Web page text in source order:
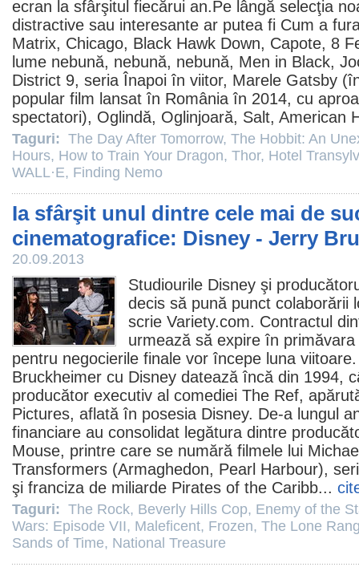
ecran la sfârşitul fiecărui an.Pe lângă selecţia
distractive sau interesante ar putea fi Cum a
Matrix, Chicago, Black Hawk Down, Capote, 8
lume nebună, nebună, nebună, Men in Black,
District 9, seria Înapoi în viitor, Marele Gatsby
popular film lansat în România în 2014, cu
spectatori), Oglindă, Oglinjoară, Salt, American
Taguri: The Day After Tomorrow, The Hobbit: An
Hours, How to Train Your Dragon, Thor, Hotel
WALL·E, Finding Nemo
Ia sfârşit unul dintre cele mai de
cinematografice: Disney - Jerry
20.09.2013
Studiourile Disney şi
decis să pună punct colaborării
scrie Variety.com. Contractul
urmează să expire în
pentru negocierile finale vor începe luna
Bruckheimer cu Disney datează încă din 1994,
producător executiv al comediei The Ref,
Pictures, aflată în posesia Disney. De-a lungul
financiare au consolidat legătura dintre
Mouse, printre care se numără filmele lui
Transformers (Armaghedon, Pearl Harbour),
şi franciza de miliarde Pirates of the Caribb...
Taguri: The Rock, Beverly Hills Cop, Enemy of the
Wars: Episode VII, Maleficent, Frozen, The Lone
Sands of Time, National Treasure